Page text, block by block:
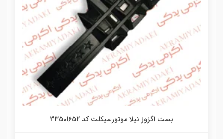
بست اگزوز نیلا موتورسیکلت کد 33501652